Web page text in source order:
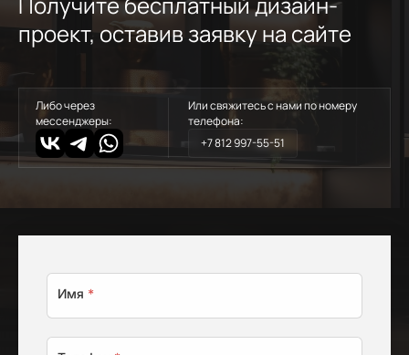
проект, оставив заявку на сайте
Или свяжитесь с нами по номеру
телефона:
+7 812 997-55-51
Либо через
мессенджеры:
Имя *